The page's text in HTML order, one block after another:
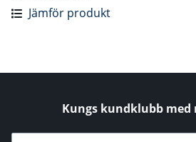
Jämför produkt
Kungs kundklubb med